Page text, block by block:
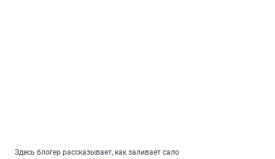
Здесь блогер рассказывает, как заливает сало